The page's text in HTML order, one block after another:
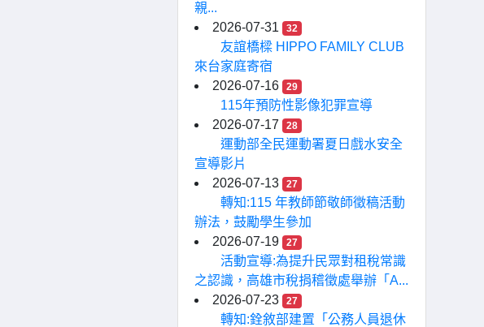
親...
2026-07-31
32
友誼橋樑 HIPPO FAMILY CLUB
來台家庭寄宿
2026-07-16
29
115年預防性影像犯罪宣導
2026-07-17
28
運動部全民運動署夏日戲水安全
宣導影片
2026-07-13
27
轉知:115 年教師節敬師徵稿活動
辦法，鼓勵學生參加
2026-07-19
27
活動宣導:為提升民眾對租稅常識
之認識，高雄市稅捐稽徵處舉辦「A...
2026-07-23
27
轉知:銓敘部建置「公務人員退休